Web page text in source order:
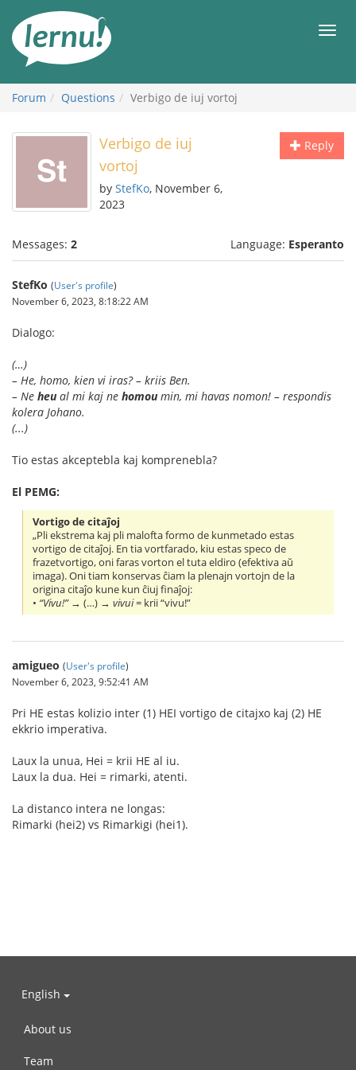
the
content
Forum Questions Verbigo de iuj vortoj
Reply
Verbigo de iuj
vortoj
by StefKo, November 6,
2023
Messages: 2 Language: Esperanto
StefKo (User's profile)
November 6, 2023, 8:18:22 AM
Dialogo:
(…)
– He, homo, kien vi iras? – kriis Ben.
– Ne heual mi kaj ne homoumin, mi havas nomon! – respondis
kolera Johano.
(...)
Tio estas akceptebla kaj komprenebla?
El PEMG:
Vortigo de citaĵoj
„Pli ekstrema kaj pli malofta formo de kunmetado estas
vortigo de citaĵoj. En tia vortfarado, kiu estas speco de
frazetvortigo, oni faras vorton el tuta eldiro (efektiva aŭ
imaga). Oni tiam konservas ĉiam la plenajn vortojn de la
origina citaĵo kune kun ĉiuj finaĵoj:
• “Vivu!”→ (…) →vivui= krii “vivu!”
amigueo (User's profile)
November 6, 2023, 9:52:41 AM
Pri HE estas kolizio inter (1) HEI vortigo de citajxo kaj (2) HE
ekkrio imperativa.
Laux la unua, Hei = krii HE al iu.
Laux la dua. Hei = rimarki, atenti.
La distanco intera ne longas:
Rimarki (hei2) vs Rimarkigi (hei1).
English
About us
Team